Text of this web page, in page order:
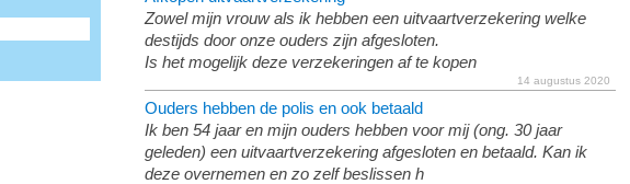
Zowel mijn vrouw als ik hebben een uitvaartverzekering welke
destijds door onze ouders zijn afgesloten.
Is het mogelijk deze verzekeringen af te kopen
14 augustus 2020
Ouders hebben de polis en ook betaald
Ik ben 54 jaar en mijn ouders hebben voor mij (ong. 30 jaar
geleden) een uitvaartverzekering afgesloten en betaald. Kan ik
deze overnemen en zo zelf beslissen h